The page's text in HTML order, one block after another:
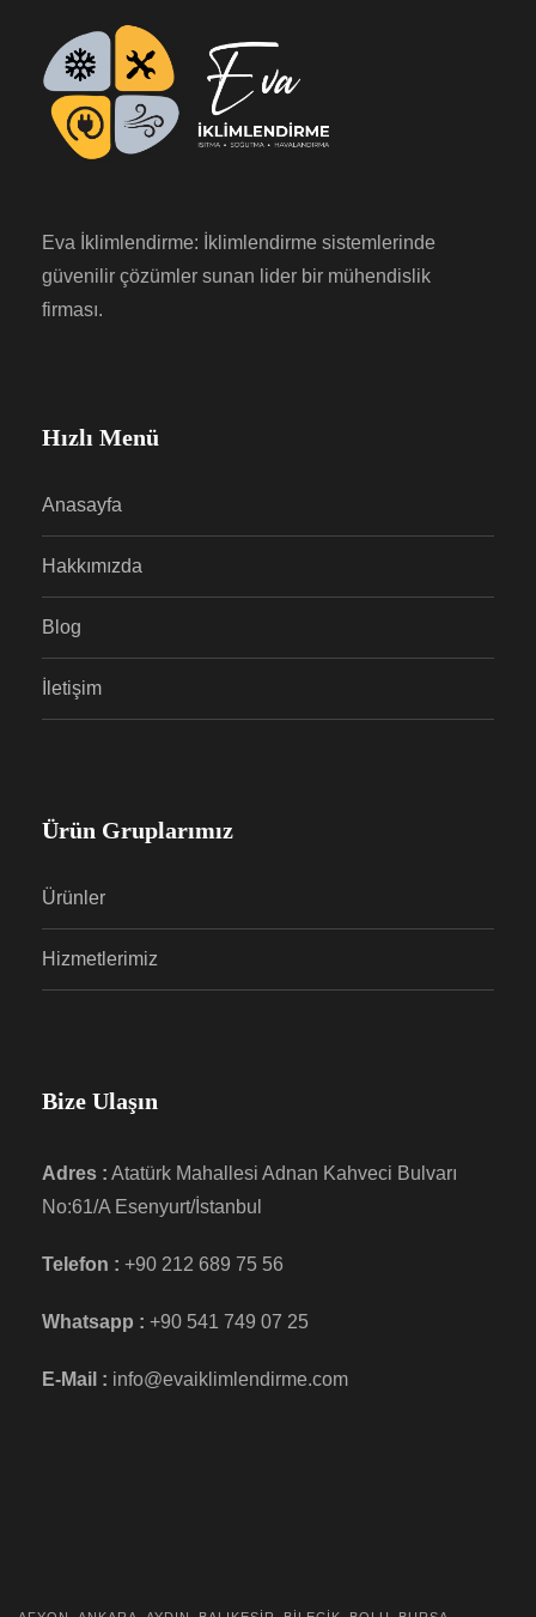
Eva İklimlendirme: İklimlendirme sistemlerinde
güvenilir çözümler sunan lider bir mühendislik
firması.
Hızlı Menü
Anasayfa
Hakkımızda
Blog
İletişim
Ürün Gruplarımız
Ürünler
Hizmetlerimiz
Bize Ulaşın
Adres : Atatürk Mahallesi Adnan Kahveci Bulvarı
No:61/A Esenyurt/İstanbul
Telefon : +90 212 689 75 56
Whatsapp : +90 541 749 07 25
E-Mail : info@evaiklimlendirme.com